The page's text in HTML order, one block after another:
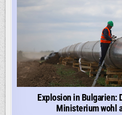
Explosion in Bulgarien:
Ministerium wohl